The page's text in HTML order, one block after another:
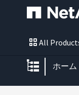
All
グロ
ホーム